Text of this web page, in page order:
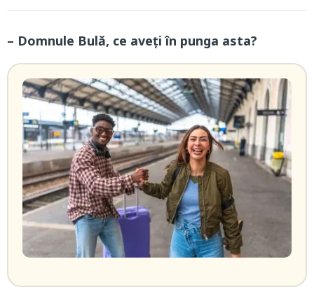
– Domnule Bulă, ce aveți în punga asta?